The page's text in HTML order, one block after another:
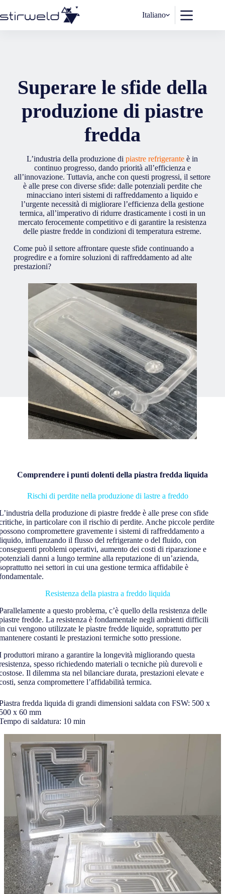
al
contenuto
Italiano
Superare le sfide della
produzione di piastre
fredda
L’industria della produzione di piastre refrigerante è in
continuo progresso, dando priorità all’efficienza e
all’innovazione. Tuttavia, anche con questi progressi, il settore
è alle prese con diverse sfide: dalle potenziali perdite che
minacciano interi sistemi di raffreddamento a liquido e
l’urgente necessità di migliorare l’efficienza della gestione
termica, all’imperativo di ridurre drasticamente i costi in un
mercato ferocemente competitivo e di garantire la resistenza
delle piastre fredde in condizioni di temperatura estreme.
Come può il settore affrontare queste sfide continuando a
progredire e a fornire soluzioni di raffreddamento ad alte
prestazioni?
Comprendere i punti dolenti della piastra fredda liquida
Rischi di perdite nella produzione di lastre a freddo
della produzione di piastre fredde è alle prese con sfide
in particolare con il rischio di perdite. Anche piccole perdite
compromettere gravemente i sistemi di raffreddamento a
influenzando il flusso del refrigerante o del fluido, con
problemi operativi, aumento dei costi di riparazione e
danni a lungo termine alla reputazione di un’azienda,
nei settori in cui una gestione termica affidabile è
Resistenza della piastra a freddo liquida
a questo problema, c’è quello della resistenza delle
fredde. La resistenza è fondamentale negli ambienti difficili
cui vengono utilizzate le piastre fredde liquide, soprattutto per
costanti le prestazioni termiche sotto pressione.
produttori mirano a garantire la longevità migliorando questa
spesso richiedendo materiali o tecniche più durevoli e
Il dilemma sta nel bilanciare durata, prestazioni elevate e
senza compromettere l’affidabilità termica.
fredda liquida di grandi dimensioni saldata con FSW: 500 x
x 60 mm
di saldatura: 10 min